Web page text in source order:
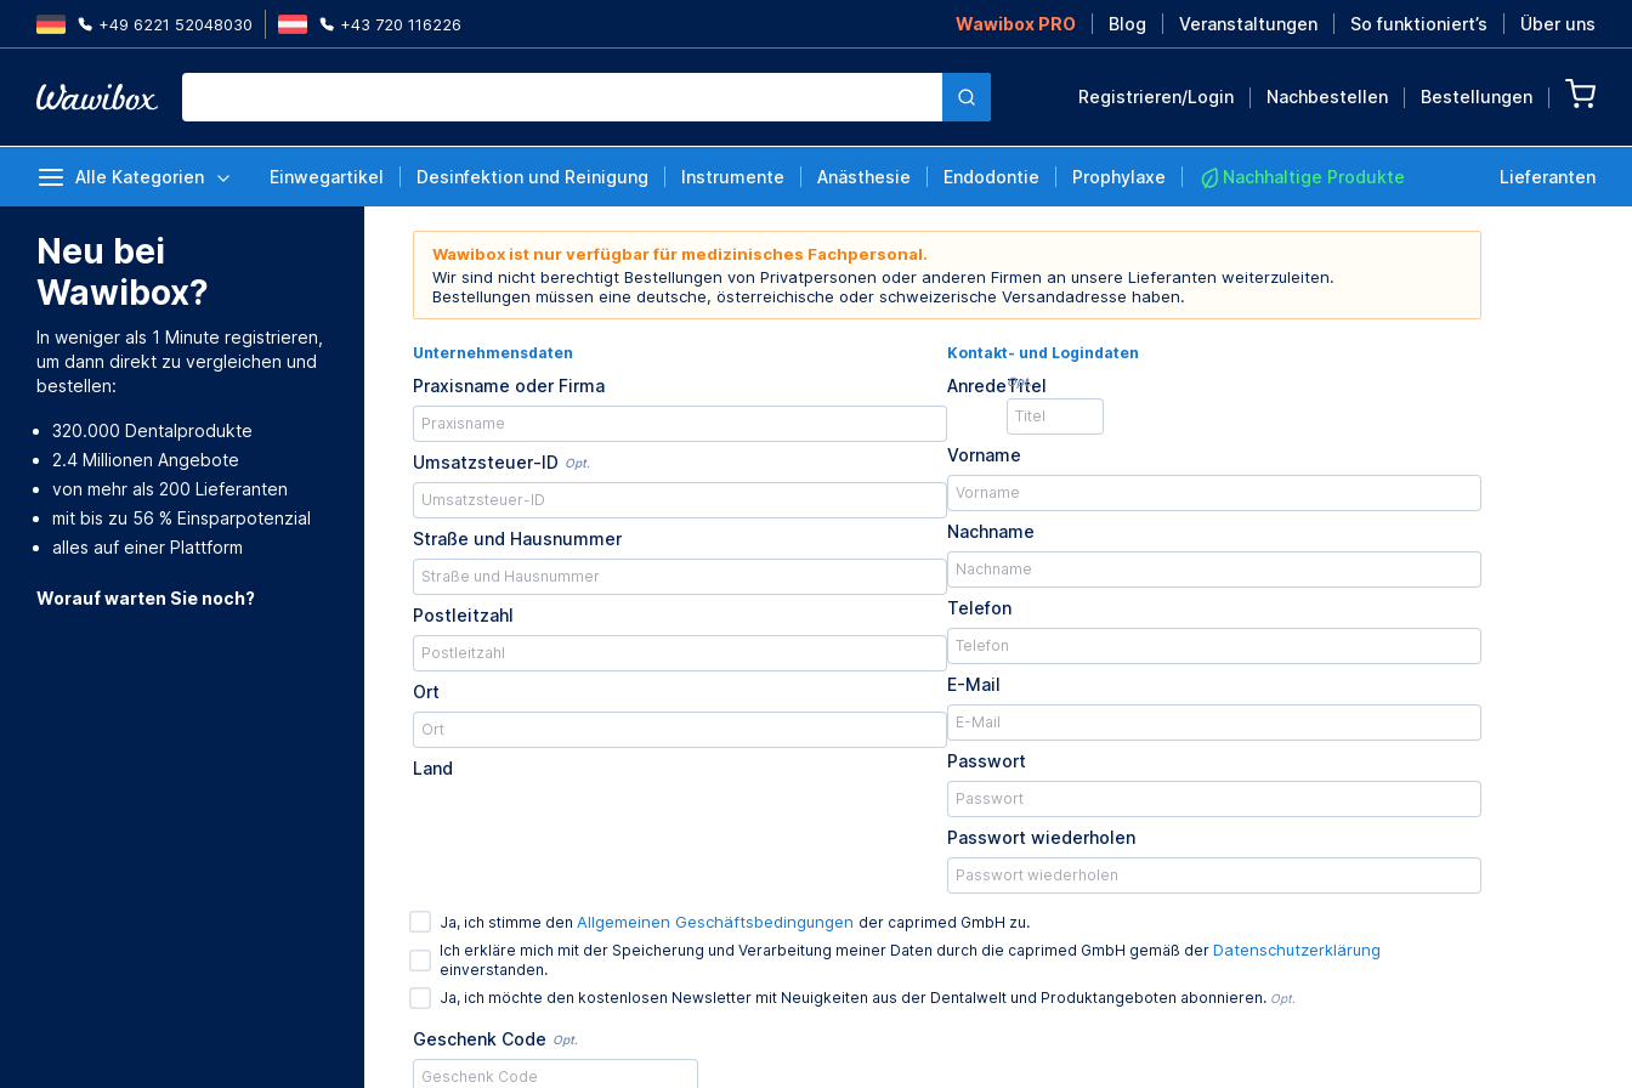
+49 6221 52048030 +43 720 116226 Wawibox PRO Blog Veranstaltungen So funktioniert’s Über uns
Registrieren/Login Nachbestellen Bestellungen
Alle Kategorien Einwegartikel Desinfektion und Reinigung Instrumente Anästhesie Endodontie Prophylaxe Nachhaltige Produkte Lieferanten
MEHR ENTDECKEN
Neu bei
Wawibox?
In weniger als 1 Minute registrieren,
um dann direkt zu vergleichen und
bestellen:
320.000 Dentalprodukte
2.4 Millionen Angebote
von mehr als 200 Lieferanten
mit bis zu 56 % Einsparpotenzial
alles auf einer Plattform
Worauf warten Sie noch?
Wawibox ist nur verfügbar für medizinisches Fachpersonal.
Wir sind nicht berechtigt Bestellungen von Privatpersonen oder anderen Firmen an unsere Lieferanten weiterzuleiten.
Bestellungen müssen eine deutsche, österreichische oder schweizerische Versandadresse haben.
Unternehmensdaten
Praxisname oder Firma
Umsatzsteuer-ID Opt.
Straße und Hausnummer
Postleitzahl
Ort
Land
Kontakt- und Logindaten
AnredeTitel
Opt.
Vorname
Nachname
Telefon
E-Mail
Passwort
Passwort wiederholen
Ja, ich stimme den Allgemeinen Geschäftsbedingungen der caprimed GmbH zu.
Ich erkläre mich mit der Speicherung und Verarbeitung meiner Daten durch die caprimed GmbH gemäß der Datenschutzerklärung
einverstanden.
Ja, ich möchte den kostenlosen Newsletter mit Neuigkeiten aus der Dentalwelt und Produktangeboten abonnieren. Opt.
Geschenk Code Opt.